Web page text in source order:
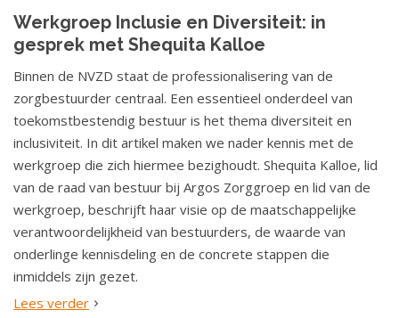
Werkgroep Inclusie en Diversiteit: in
gesprek met Shequita Kalloe
Binnen de NVZD staat de professionalisering van de
zorgbestuurder centraal. Een essentieel onderdeel van
toekomstbestendig bestuur is het thema diversiteit en
inclusiviteit. In dit artikel maken we nader kennis met de
werkgroep die zich hiermee bezighoudt. Shequita Kalloe, lid
van de raad van bestuur bij Argos Zorggroep en lid van de
werkgroep, beschrijft haar visie op de maatschappelijke
verantwoordelijkheid van bestuurders, de waarde van
onderlinge kennisdeling en de concrete stappen die
inmiddels zijn gezet.
Lees verder